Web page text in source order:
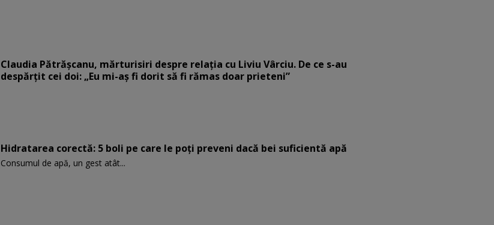
Claudia Pătrășcanu, mărturisiri despre relația cu Liviu Vârciu. De ce s-au
despărțit cei doi: „Eu mi-aș fi dorit să fi rămas doar prieteni”
Hidratarea corectă: 5 boli pe care le poți preveni dacă bei suficientă apă
Consumul de apă, un gest atât...